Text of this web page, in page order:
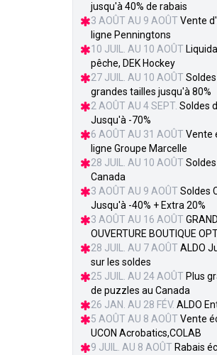
jusqu'à 40% de rabais
3 AOÛT AU 9 AOÛT Vente
ligne Penningtons
10 JUIL. AU 10 AOÛT
pêche, DEK Hockey
27 JUIL. AU 10 AOÛT
grandes tailles jusqu'à 80%
2 AOÛT AU 4 SEPT. Soldes
Jusqu'à -70%
6 AOÛT AU 31 AOÛT Vente
ligne Groupe Marcelle
28 JUIL. AU 10 AOÛT
Canada
3 AOÛT AU 9 AOÛT Soldes
Jusqu'à -40% + Extra 20%
3 AOÛT AU 16 AOÛT
OUVERTURE BOUTIQUE
28 JUIL. AU 7 AOÛT ALDO
sur les soldes
25 JUIL. AU 24 AOÛT Plus
de puzzles au Canada
26 JAN. AU 28 FÉV. ALDO
5 AOÛT AU 8 AOÛT Vente
UCON Acrobatics,COLAB
9 JUIL. AU 8 AOÛT Rabais